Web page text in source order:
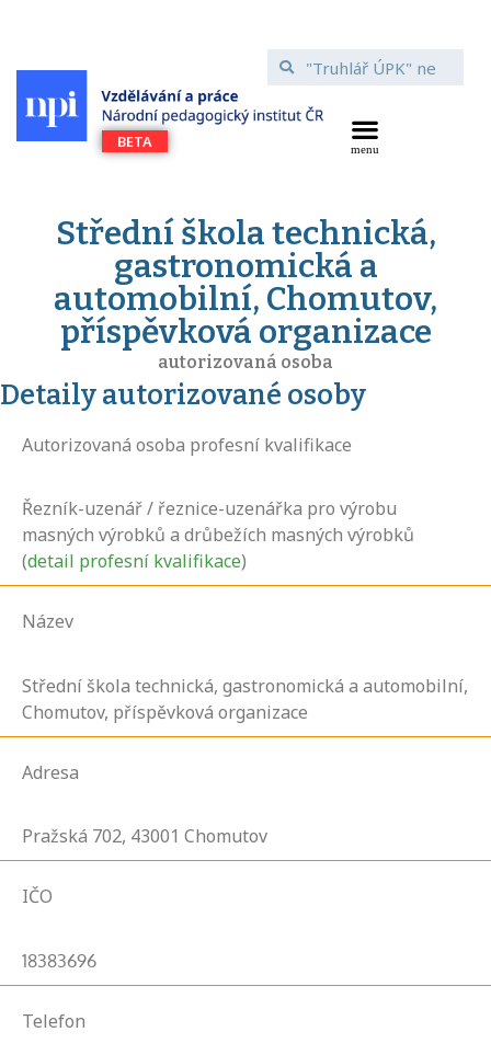
Střední škola technická,
gastronomická a
automobilní, Chomutov,
příspěvková organizace
autorizovaná osoba
Detaily autorizované osoby
Autorizovaná osoba profesní kvalifikace
Řezník-uzenář / řeznice-uzenářka pro výrobu
masných výrobků a drůbežích masných výrobků
(detail profesní kvalifikace)
Název
Střední škola technická, gastronomická a automobilní,
Chomutov, příspěvková organizace
Adresa
Pražská 702, 43001 Chomutov
IČO
18383696
Telefon